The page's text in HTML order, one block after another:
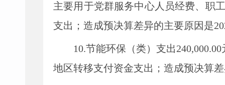
主要用于党群服务中心人员经费、 职
支出 ； 造成预决算差异的主要原因是
10.节能环保（类）支出240,
地区转移支付资金支出 ； 造成预决算